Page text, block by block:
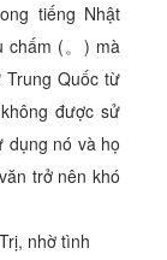
tiếng Nhật
chấm (。) mà
Quốc từ
được sử
dụng nó và họ
trở nên khó
nhờ tình